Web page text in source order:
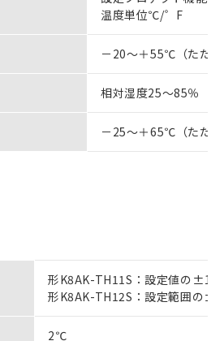
温度単位℃/゜F
－20～＋55℃（ただ
相対湿度25～85％
－25～＋65℃（ただ
形K8AK-TH11S：設定値の
形K8AK-TH12S：設定範囲の
2℃